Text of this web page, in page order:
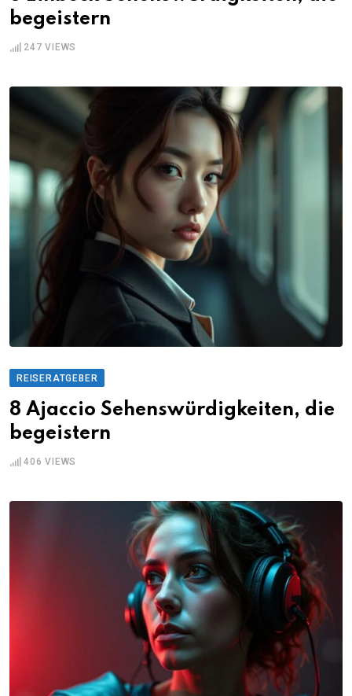
begeistern
247 VIEWS
REISERATGEBER
8 Ajaccio Sehenswürdigkeiten, die
begeistern
406 VIEWS